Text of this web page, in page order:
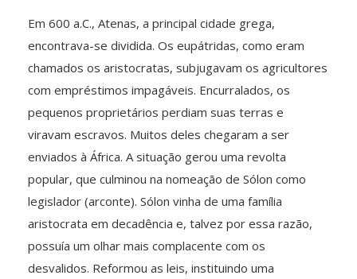
Em 600 a.C., Atenas, a principal cidade grega,
encontrava-se dividida. Os eupátridas, como eram
chamados os aristocratas, subjugavam os agricultores
com empréstimos impagáveis. Encurralados, os
pequenos proprietários perdiam suas terras e
viravam escravos. Muitos deles chegaram a ser
enviados à África. A situação gerou uma revolta
popular, que culminou na nomeação de Sólon como
legislador (arconte). Sólon vinha de uma família
aristocrata em decadência e, talvez por essa razão,
possuía um olhar mais complacente com os
desvalidos. Reformou as leis, instituindo uma